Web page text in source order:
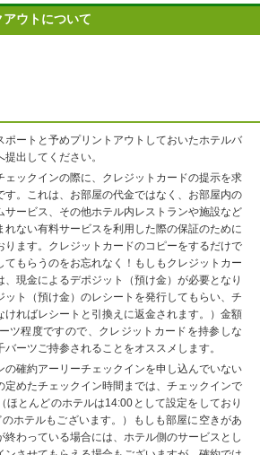
ウトについて
ポートと予めプリントアウトしておいたホテルバ
出してください。
ェックインの際に、クレジットカードの提示を求
す。これは、お部屋の代金ではなく、お部屋内の
サービス、その他ホテル内レストランや施設など
れない有料サービスを利用した際の保証のために
ります。クレジットカードのコピーをするだけで
てもらうのをお忘れなく！もしもクレジットカー
、現金によるデポジット（預け金）が必要となり
ット（預け金）のレシートを発行してもらい、チ
ければレシートと引換えに返金されます。）金額
ツ程度ですので、クレジットカードを持参しな
ーツご持参されることをオススメします。
の確約アーリーチェックインを申し込んでいない
定めたチェックイン時間までは、チェックインで
ほとんどのホテルは14:00として設定をしており
ホテルもございます。）もしも部屋に空きがあ
終わっている場合には、ホテル側のサービスとし